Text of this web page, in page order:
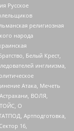
Русское
религиозная
народа
Белый Крест,
инглиизма,
Атака, Мечеть
ВОЛЯ,
ТОЙС, О
Артподготовка,
16,